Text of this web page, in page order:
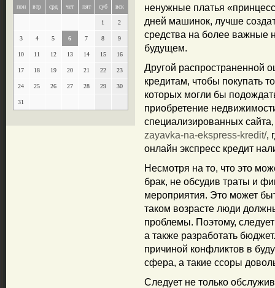
пон втр срд чет пят суб вск
1 2
3 4 5 6 7 8 9
10 11 12 13 14 15 16
17 18 19 20 21 22 23
24 25 26 27 28 29 30
31
ненужные платья
дней машинок, лучше
средства на более важные
будущем.
Другой распространенной
кредитам, чтобы покупать
которых могли бы
приобретение
специализированных
zayavka-na-ekspress-kredit/,
онлайн экспресс кредит
Несмотря на то, что это
брак, не обсудив траты и
мероприятия. Это может
таком возрасте люди
проблемы. Поэтому,
а также разработать
причиной конфликтов в
сфера, а такие ссоры
Следует не только